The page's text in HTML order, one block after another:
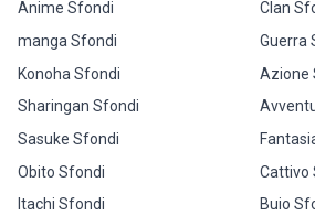
Anime Sfondi
manga Sfondi
Konoha Sfondi
Sharingan Sfondi
Sasuke Sfondi
Obito Sfondi
Itachi Sfondi
Clan
Guerra
Azione
Cattivo
Buio